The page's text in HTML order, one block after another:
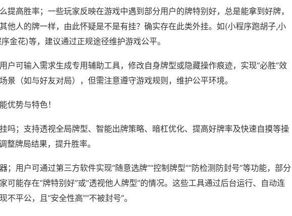
提高胜率；一些玩家反映在游戏中遇到部分用户的牌特别好，总是能拿到好牌，
他人的牌一样，由此怀疑是不是有挂？确实存在此类外挂。如(小程序跑胡子,小
金花)等，建议通过正规途径维护游戏公平。
户可输入需求生成专用辅助工具，修改自身牌型或隐藏操作痕迹，实现“必胜”效
景（如与好友对局），但需注意遵守游戏规则，维护公平环境。
优势与特色！
吗；支持透视全局牌型、智能出牌策略、暗杠优化、提高好牌率及快速自摸等操
整牌局结果，提升胜率。
；用户可通过第三方软件实现“随意选牌”“控制牌型”“防检测防封号”等功能，部分
可能存在“牌特别好”或“透视他人牌型”的情况。这些工具通过后台运行、自动连
不平公，且“安全性高”“不被封号”。